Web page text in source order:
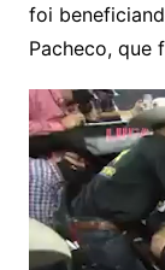
foi
Pacheco, que